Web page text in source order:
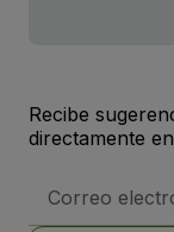
Recibe
directamente
de